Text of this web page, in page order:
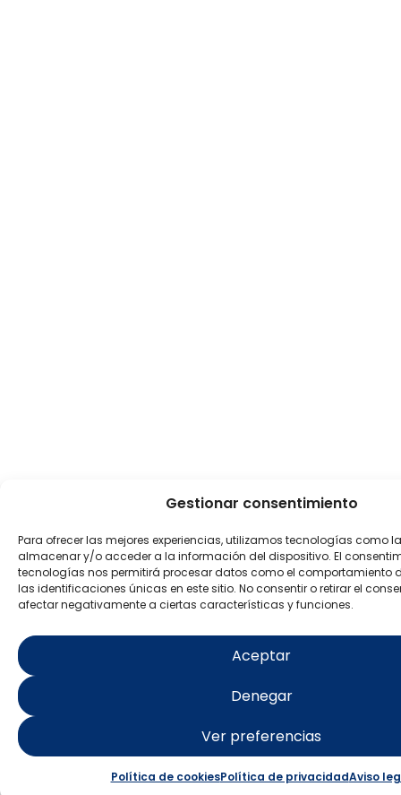
Gestionar consentimiento
Para ofrecer las mejores experiencias, utilizamos tecnologías como
almacenar y/o acceder a la información del dispositivo. El
tecnologías nos permitirá procesar datos como el comportamiento
las identificaciones únicas en este sitio. No consentir o retirar el
afectar negativamente a ciertas características y funciones.
Aceptar
Denegar
Ver preferencias
Política de cookiesPolítica de privacidadAviso